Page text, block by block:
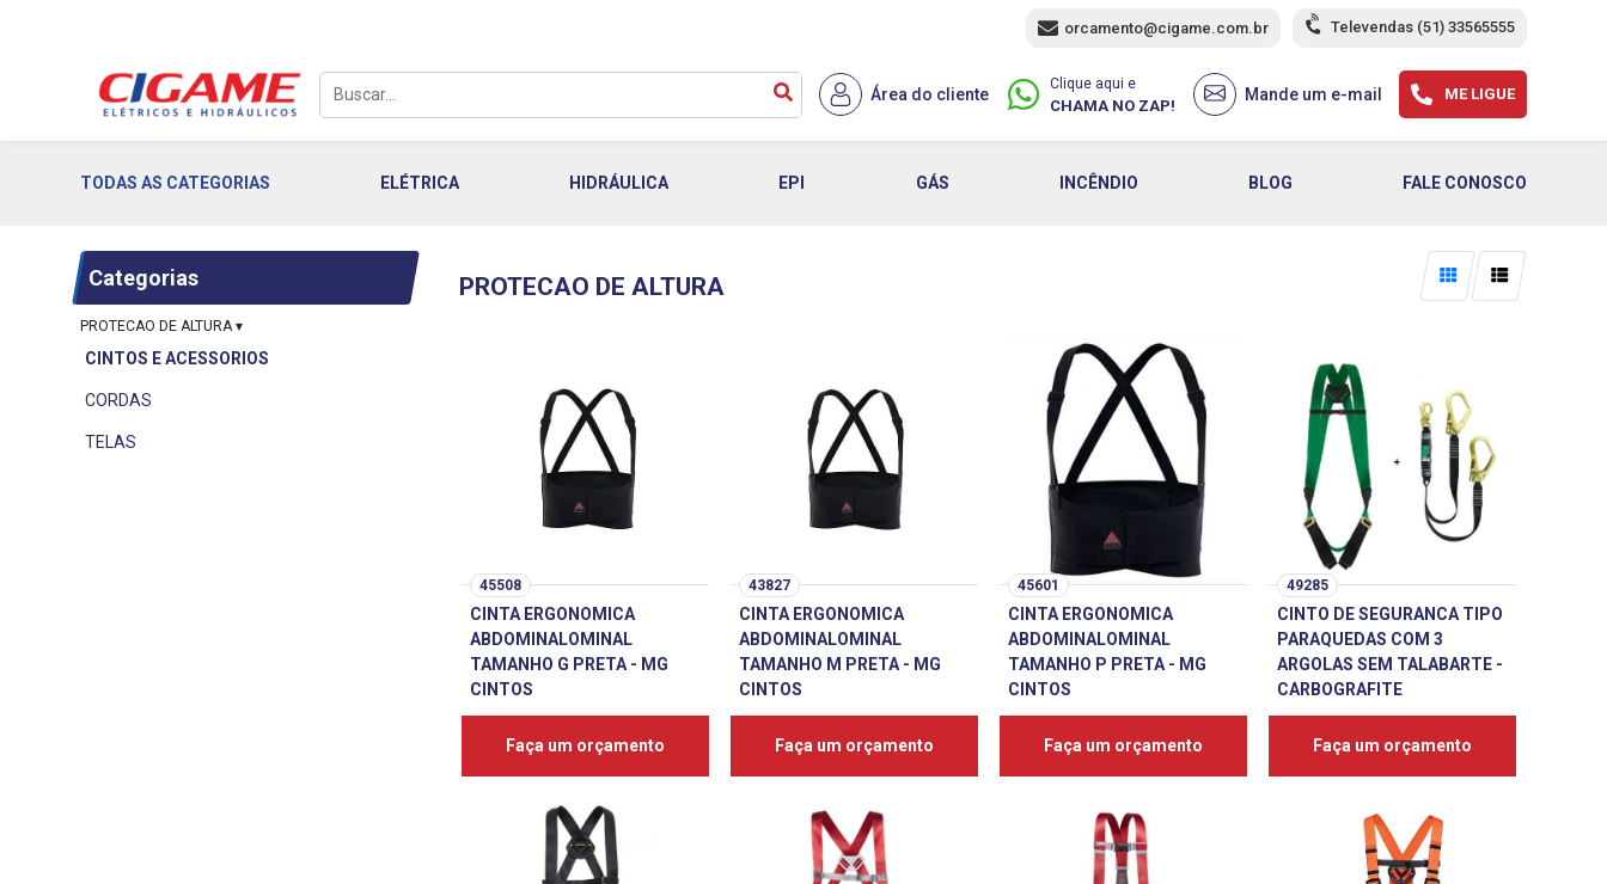
orcamento@cigame.com.br Televendas (51) 33565555
Área do cliente
Clique aqui e
CHAMA NO ZAP!
Mande um e-mail ME LIGUE
TODAS AS CATEGORIAS ELÉTRICA HIDRÁULICA EPI GÁS INCÊNDIO BLOG FALE CONOSCO
Categorias
PROTECAO DE ALTURA ▾
CINTOS E ACESSORIOS
CORDAS
TELAS
PROTECAO DE ALTURA
45508
CINTA ERGONOMICA
ABDOMINALOMINAL
TAMANHO G PRETA - MG
CINTOS
Faça um orçamento
43827
CINTA ERGONOMICA
ABDOMINALOMINAL
TAMANHO M PRETA - MG
CINTOS
Faça um orçamento
45601
CINTA ERGONOMICA
ABDOMINALOMINAL
TAMANHO P PRETA - MG
CINTOS
Faça um orçamento
49285
CINTO DE SEGURANCA TIPO
PARAQUEDAS COM 3
ARGOLAS SEM TALABARTE -
CARBOGRAFITE
Faça um orçamento